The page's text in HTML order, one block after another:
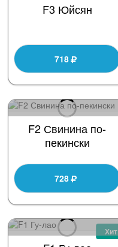
F3 Юйсян
718
F2 Свинина по-
пекински
728
Хит